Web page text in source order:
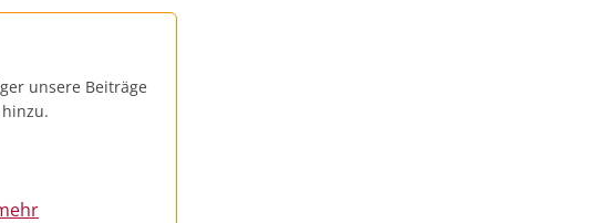
unsere Beiträge